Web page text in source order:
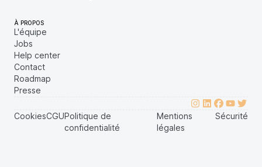
À PROPOS
L'équipe
Jobs
Help center
Contact
Roadmap
Presse
CookiesCGUPolitique de
confidentialité
Mentions
légales
Sécurité